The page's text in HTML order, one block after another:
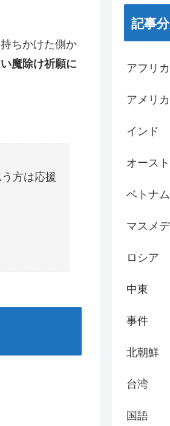
ちかけた側か
魔除け祈願に
方は応援
記事
アフリカ
アメリカ
インド
オース
ベトナム
マスメ
ロシア
中東
事件
北朝鮮
台湾
国語